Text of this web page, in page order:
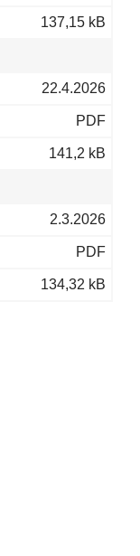
137,15 kB
22.4.2026
PDF
141,2 kB
2.3.2026
PDF
134,32 kB